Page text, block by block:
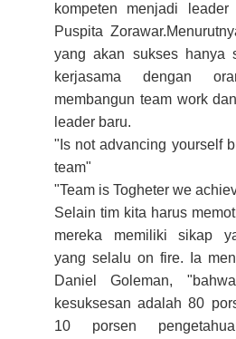
kompeten menjadi leader
Puspita
yang akan sukses hanya
kerjasama dengan
membangun team work
leader baru.
"Is not advancing yourself
team"
"Team is Togheter we
Selain tim kita harus
mereka memiliki sikap
yang selalu on fire. Ia
Daniel Goleman,
kesuksesan adalah 80
10 porsen